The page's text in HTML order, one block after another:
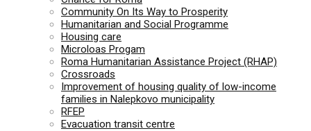
Community On Its Way to Prosperity
Humanitarian and Social Programme
Housing care
Microloas Progam
Roma Humanitarian Assistance Project (RHAP)
Crossroads
Improvement of housing quality of low-income
families in Nalepkovo municipality
RFEP
Evacuation transit centre